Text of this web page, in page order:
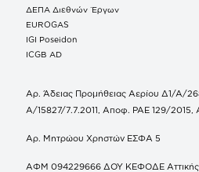
ΔΕΠΑ Διεθνών Έργων
EUROGAS
IGI Poseidon
ICGB AD
Αρ. Άδειας Προμήθειας Αερίου Δ1/Α/
Α/15827/7.7.2011, Αποφ. ΡΑΕ 129/
Αρ. Μητρώου Χρηστών ΕΣΦΑ 5
ΑΦΜ 094229666 ΔΟΥ ΚΕΦΟΔΕ Αττικής